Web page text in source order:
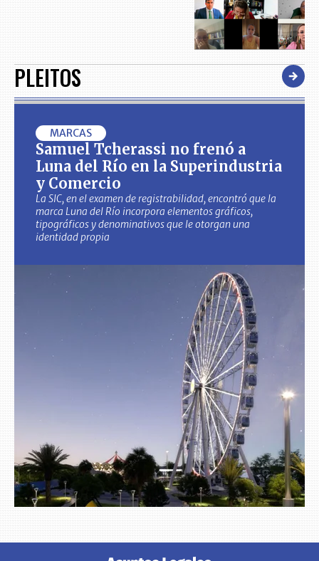
PLEITOS
MARCAS
Samuel Tcherassi no frenó a
Luna del Río en la Superindustria
y Comercio
La SIC, en el examen de registrabilidad, encontró que la
marca Luna del Río incorpora elementos gráficos,
tipográficos y denominativos que le otorgan una
identidad propia